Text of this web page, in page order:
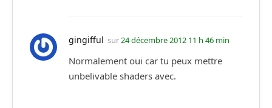
gingifful sur24 décembre 2012 11 h 46 min
Normalement oui car tu peux mettre
unbelivable shaders avec.